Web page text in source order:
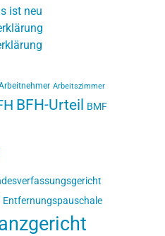
ist neu
Arbeitszimmer
BFH-Urteil BMF
Entfernungspauschale